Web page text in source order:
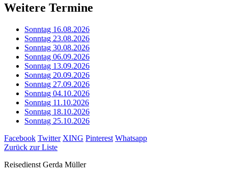
Weitere Termine
Sonntag 16.08.2026
Sonntag 23.08.2026
Sonntag 30.08.2026
Sonntag 06.09.2026
Sonntag 13.09.2026
Sonntag 20.09.2026
Sonntag 27.09.2026
Sonntag 04.10.2026
Sonntag 11.10.2026
Sonntag 18.10.2026
Sonntag 25.10.2026
Facebook Twitter XING Pinterest Whatsapp
Zurück zur Liste
Reisedienst Gerda Müller